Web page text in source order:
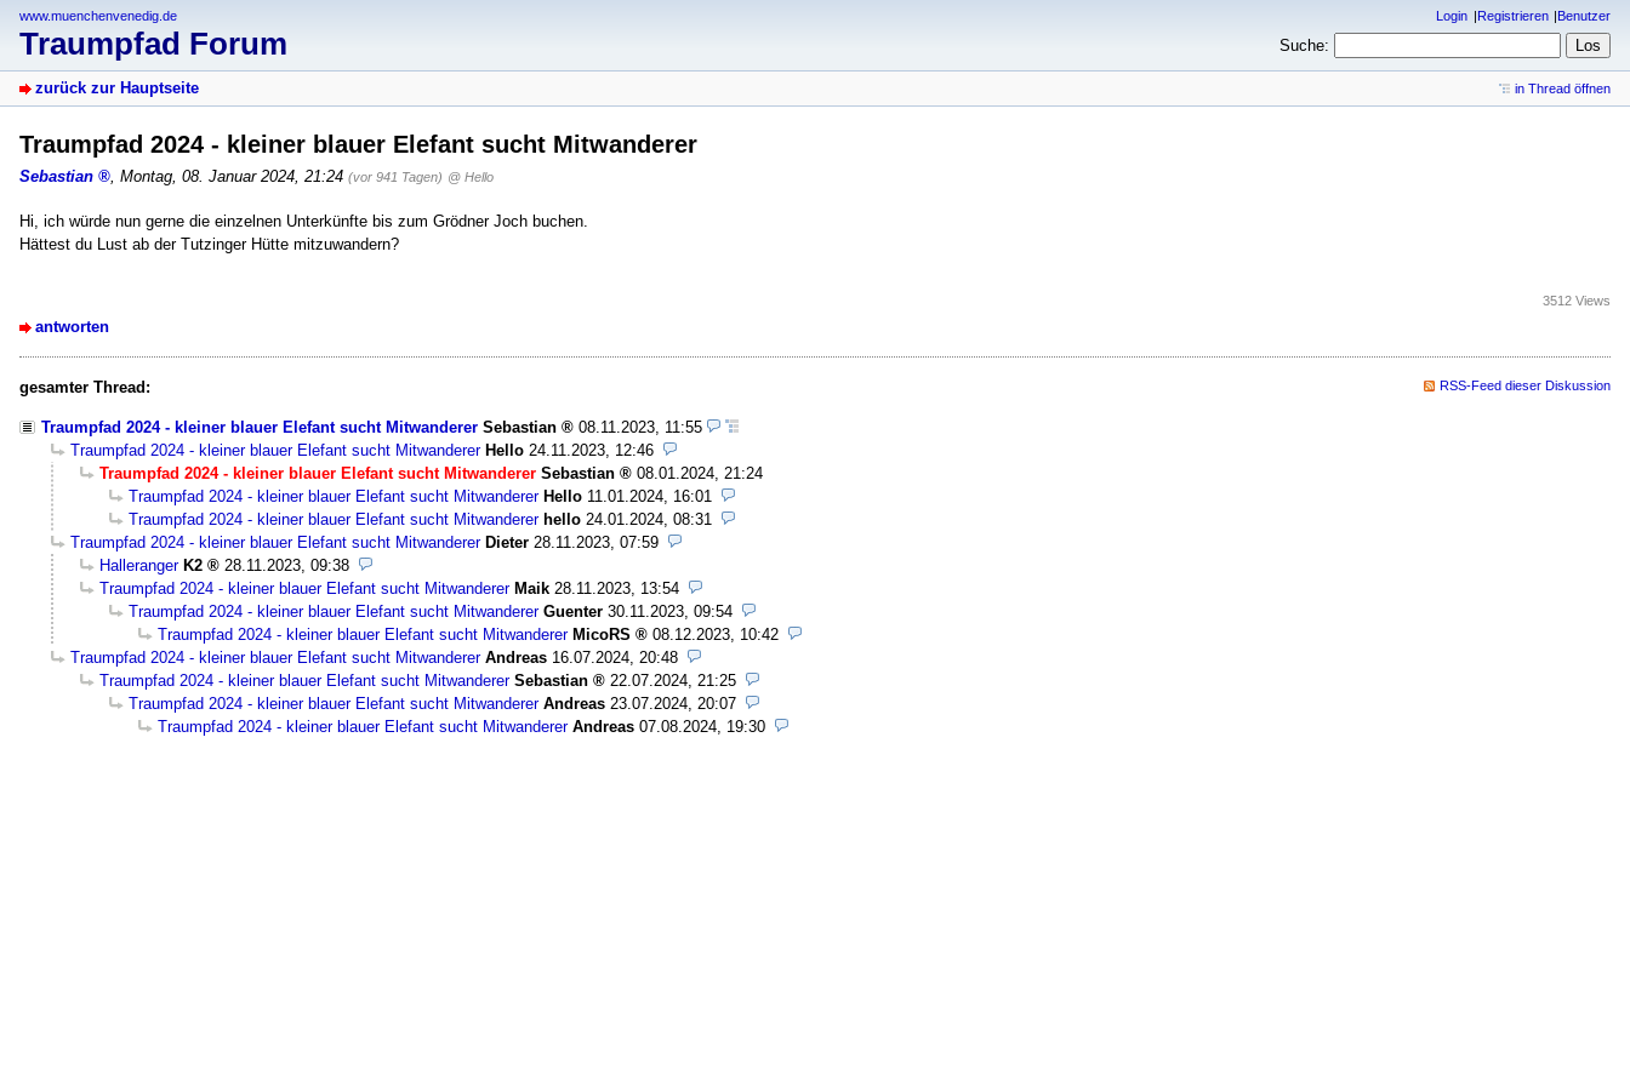
www.muenchenvenedig.de
Traumpfad Forum
Login Registrieren Benutzer
Suche:
zurück zur Hauptseite in Thread öffnen
Traumpfad 2024 - kleiner blauer Elefant sucht Mitwanderer
Sebastian , Montag, 08. Januar 2024, 21:24 (vor 941 Tagen) @ Hello
Hi, ich würde nun gerne die einzelnen Unterkünfte bis zum Grödner Joch buchen.
Hättest du Lust ab der Tutzinger Hütte mitzuwandern?
antworten
3512 Views
gesamter Thread: RSS-Feed dieser Diskussion
Traumpfad 2024 - kleiner blauer Elefant sucht Mitwanderer Sebastian
08.11.2023, 11:55
Traumpfad 2024 - kleiner blauer Elefant sucht Mitwanderer Hello 24.11.2023, 12:46
Traumpfad 2024 - kleiner blauer Elefant sucht Mitwanderer Sebastian
08.01.2024, 21:24
Traumpfad 2024 - kleiner blauer Elefant sucht Mitwanderer Hello 11.01.2024, 16:01
Traumpfad 2024 - kleiner blauer Elefant sucht Mitwanderer hello 24.01.2024, 08:31
Traumpfad 2024 - kleiner blauer Elefant sucht Mitwanderer Dieter 28.11.2023, 07:59
Halleranger K2
28.11.2023, 09:38
Traumpfad 2024 - kleiner blauer Elefant sucht Mitwanderer Maik 28.11.2023, 13:54
Traumpfad 2024 - kleiner blauer Elefant sucht Mitwanderer Guenter 30.11.2023, 09:54
Traumpfad 2024 - kleiner blauer Elefant sucht Mitwanderer MicoRS
08.12.2023, 10:42
Traumpfad 2024 - kleiner blauer Elefant sucht Mitwanderer Andreas 16.07.2024, 20:48
Traumpfad 2024 - kleiner blauer Elefant sucht Mitwanderer Sebastian
22.07.2024, 21:25
Traumpfad 2024 - kleiner blauer Elefant sucht Mitwanderer Andreas 23.07.2024, 20:07
Traumpfad 2024 - kleiner blauer Elefant sucht Mitwanderer Andreas 07.08.2024, 19:30